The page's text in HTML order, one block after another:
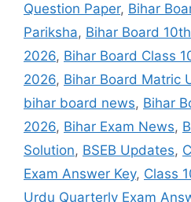
Question Paper, Bihar
Pariksha, Bihar Board
2026, Bihar Board Class
2026, Bihar Board Matric
bihar board news, Bihar
2026, Bihar Exam News,
Solution, BSEB Updates,
Exam Answer Key, Class
Urdu Quarterly Exam